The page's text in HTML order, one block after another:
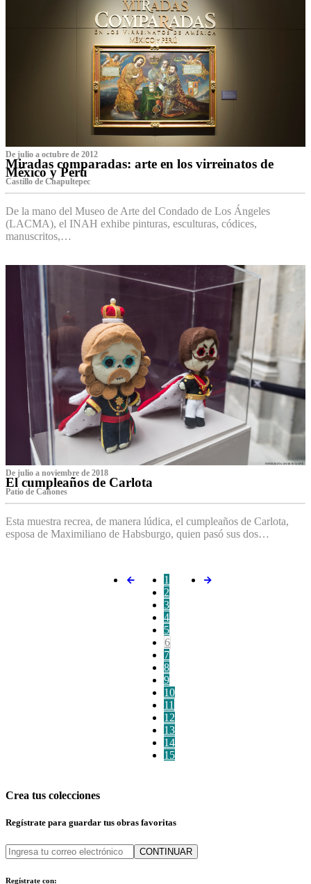
De julio a octubre de 2012
Miradas comparadas: arte en los virreinatos de
México y Perú
Castillo de Chapultepec
De la mano del Museo de Arte del Condado de Los Ángeles
(LACMA), el INAH exhibe pinturas, esculturas, códices,
manuscritos,…
De julio a noviembre de 2018
El cumpleaños de Carlota
Patio de Cañones
Esta muestra recrea, de manera lúdica, el cumpleaños de Carlota,
esposa de Maximiliano de Habsburgo, quien pasó sus dos…
1
2
3
4
5
6
7
8
9
10
11
12
13
14
15
Crea tus colecciones
Regístrate para guardar tus obras favoritas
CONTINUAR
Regístrate con: